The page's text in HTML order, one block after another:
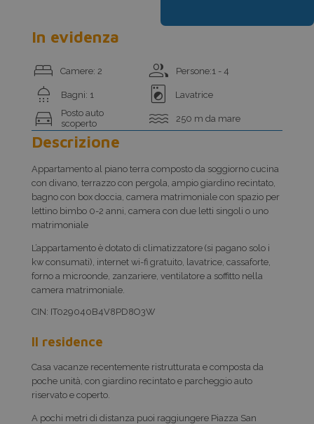
In evidenza
bed Camere: 2 group Persone:1 - 4
shower Bagni: 1 local_laundry_service Lavatrice
directions_car
Posto auto
scoperto
water 250 m da mare
Descrizione
Appartamento al piano terra composto da soggiorno cucina
con divano, terrazzo con pergola, ampio giardino recintato,
bagno con box doccia, camera matrimoniale con spazio per
lettino bimbo 0-2 anni, camera con due letti singoli o uno
matrimoniale
L’appartamento è dotato di climatizzatore (si pagano solo i
kw consumati), internet wi-fi gratuito, lavatrice, cassaforte,
forno a microonde, zanzariere, ventilatore a soffitto nella
camera matrimoniale.
CIN: IT029040B4V8PD8O3W
Il residence
Casa vacanze recentemente ristrutturata e composta da
poche unità, con giardino recintato e parcheggio auto
riservato e coperto.
A pochi metri di distanza puoi raggiungere Piazza San